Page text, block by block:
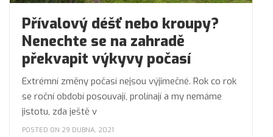
Přívalový déšť nebo kroupy?
Nenechte se na zahradě
překvapit výkyvy počasí
Extrémní změny počasí nejsou výjimečné. Rok co rok
se roční období posouvají, prolínají a my nemáme
jistotu, zda ještě v
POSTED ON 29 DUBNA, 2021